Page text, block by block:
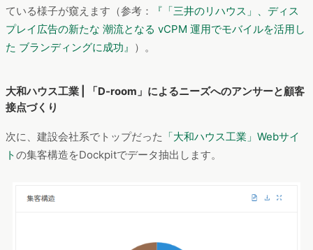
ている様子が窺えます（参考：
『「三井のリハウス」、ディス
プレイ広告の新たな 潮流となる vCPM 運用でモバイルを活用し
た ブランディングに成功』 ）。
大和ハウス工業 | 「D-room」によるニーズへのアンサーと顧客
接点づくり
次に、建設会社系でトップだった 「大和ハウス工業」Webサイ
トの集客構造をDockpitでデータ抽出します。